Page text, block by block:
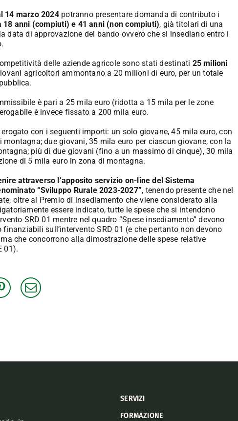
14 marzo 2024potranno presentare domanda di contributo i
18 anni (compiuti) e 41 anni (non compiuti), già titolari di una
data di approvazione del bando ovvero che si insediano entro i
delle aziende agricole sono stati destinati 25 milioni
agricoltori ammontano a 20 milioni di euro, per un totale
è pari a 25 mila euro (ridotta a 15 mila per le zone
è invece fissato a 200 mila euro.
con i seguenti importi: un solo giovane, 45 mila euro, con
due giovani, 35 mila euro per ciascun giovane, con la
più di due giovani (fino a un massimo di cinque), 30 mila
di 5 mila euro in zona di montagna.
attraverso l’apposito servizio on-line del Sistema
“Sviluppo Rurale 2023-2027”, tenendo presente che nel
oltre al Premio di insediamento che viene considerato alla
essere indicato, tutte le spese che si intendono
SRD 01 mentre nel quadro “Spese insediamento” devono
sull’intervento SRD 01 (e che pertanto non devono
che concorrono alla dimostrazione delle spese relative
01).
SERVIZI
FORMAZIONE